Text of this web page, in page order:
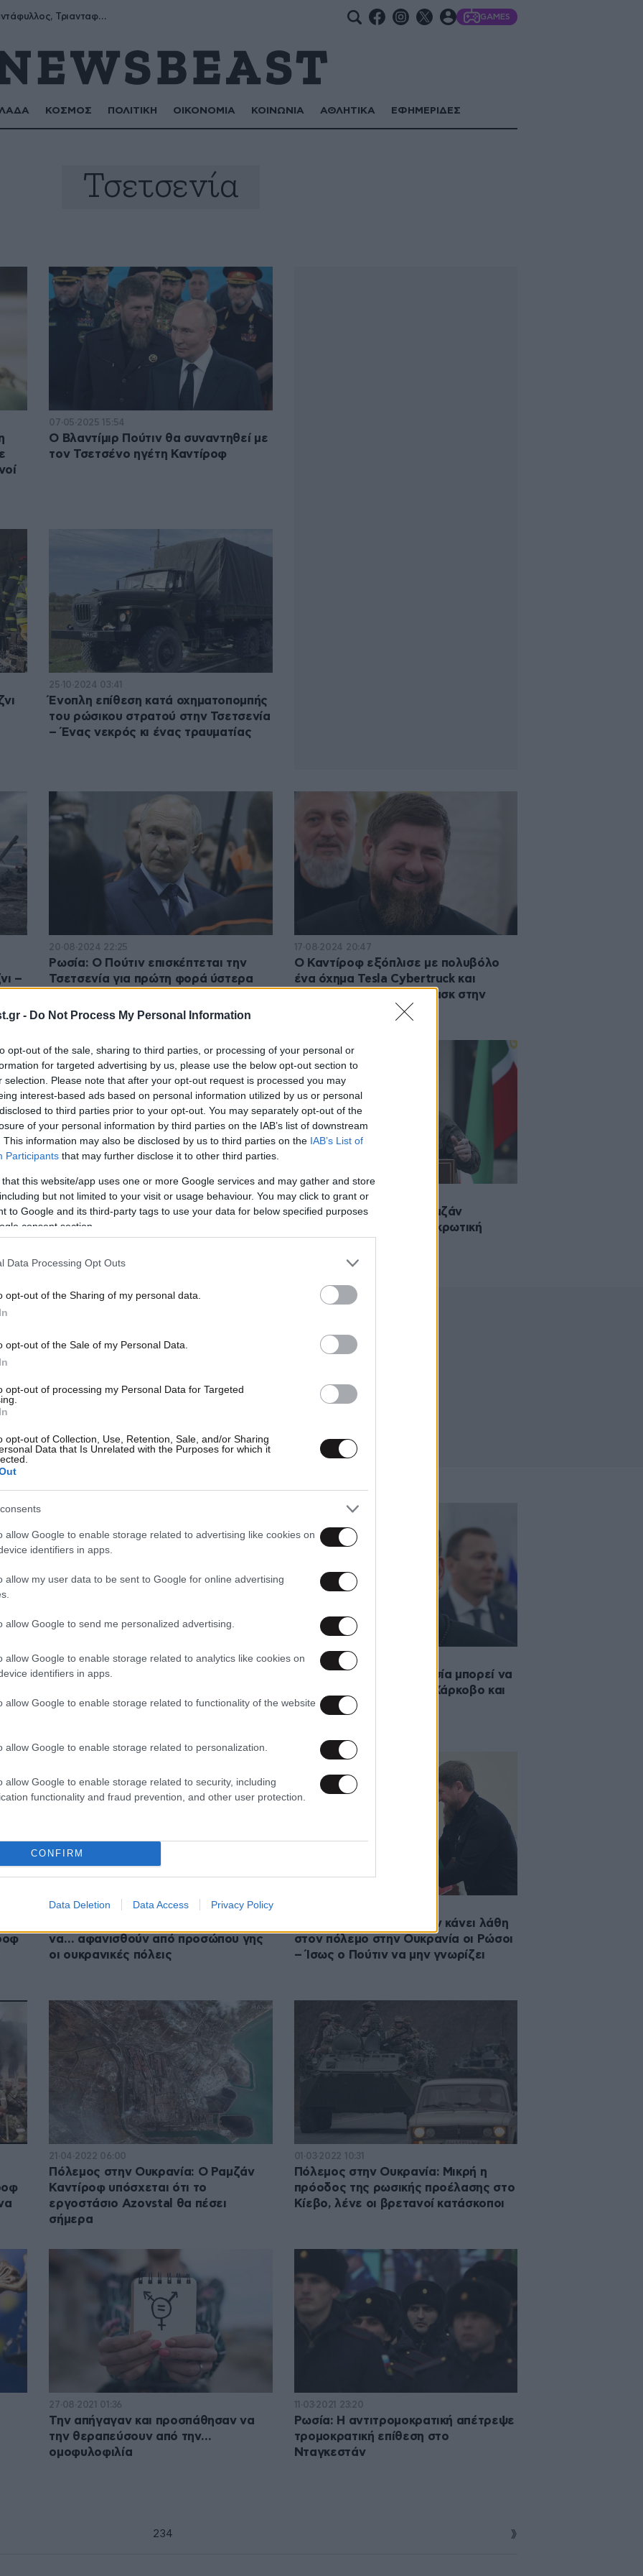
- Do Not Process My Personal Information
opt-out of the sale, sharing to third parties, or processing of your personal or
for targeted advertising by us, please use the below opt-out section to
selection. Please note that after your opt-out request is processed you may
interest-based ads based on personal information utilized by us or personal
to third parties prior to your opt-out. You may separately opt-out of the
of your personal information by third parties on the IAB’s list of downstream
This information may also be disclosed by us to third parties on the IAB’s List of
Participants that may further disclose it to other third parties.
that this website/app uses one or more Google services and may gather and store
but not limited to your visit or usage behaviour. You may click to grant or
to Google and its third-party tags to use your data for below specified purposes
consent section.
Data Processing Opt Outs
opt-out of the Sharing of my personal data.
opt-out of the Sale of my Personal Data.
opt-out of processing my Personal Data for Targeted
opt-out of Collection, Use, Retention, Sale, and/or Sharing
Data that Is Unrelated with the Purposes for which it
allow Google to enable storage related to advertising like cookies on
identifiers in apps.
allow my user data to be sent to Google for online advertising
allow Google to send me personalized advertising.
allow Google to enable storage related to analytics like cookies on
identifiers in apps.
allow Google to enable storage related to functionality of the website
allow Google to enable storage related to personalization.
allow Google to enable storage related to security, including
functionality and fraud prevention, and other user protection.
CONFIRM
Data Deletion Data Access Privacy Policy
Μύρων, Τριαντάφυλλος, Τριανταφυλλιά, Φυλλιώ, Ρόζα GAMES
ΚΟΣΜΟΣ ΠΟΛΙΤΙΚΗ ΟΙΚΟΝΟΜΙΑ ΚΟΙΝΩΝΙΑ ΑΘΛΗΤΙΚΑ ΕΦΗΜΕΡΙΔΕΣ
Τσετσενία
07·05·2025 15:54
Ο Βλαντίμιρ Πούτιν θα συναντηθεί με
τον Τσετσένο ηγέτη Καντίροφ
25·10·2024 03:41
Ένοπλη επίθεση κατά οχηματοπομπής
του ρώσικου στρατού στην Τσετσενία
– Ένας νεκρός κι ένας τραυματίας
–
20·08·2024 22:25
Ρωσία: Ο Πούτιν επισκέπτεται την
Τσετσενία για πρώτη φορά ύστερα
17·08·2024 20:47
Ο Καντίροφ εξόπλισε με πολυβόλο
ένα όχημα Tesla Cybertruck και
προσκάλεσε τον Ίλον Μασκ στην
10·06·2024 06:12
Χωριό σε περιφέρεια της Ουκρανίας
κυρίευσε η Ρωσία, σύμφωνα με τον
22·04·2024 21:52
Ο Τσετσένος ηγέτης Ραμζάν
Καντίροφ πάσχει από νεκρωτική
25·09·2023 21:54
Ο Τσετσένος ηγέτης Ραμζάν
τον γιο του που ξυλοκόπησε έναν
13·02·2023 15:00
Ραμζάν Καντίροφ: Η Ρωσία μπορεί να
καταλάβει το Κίεβο, το Χάρκοβο και
την Οδησσό
25·10·2022 17:00
να… αφανισθούν από προσώπου γης
οι ουκρανικές πόλεις
«Πυρά» Καντίροφ: Έχουν κάνει λάθη
στον πόλεμο στην Ουκρανία οι Ρώσοι
– Ίσως ο Πούτιν να μην γνωρίζει
21·04·2022 06:00
Πόλεμος στην Ουκρανία: Ο Ραμζάν
Καντίροφ υπόσχεται ότι το
εργοστάσιο Azovstal θα πέσει
σήμερα
01·03·2022 10:31
Πόλεμος στην Ουκρανία: Μικρή η
πρόοδος της ρωσικής προέλασης στο
Κίεβο, λένε οι βρετανοί κατάσκοποι
27·08·2021 01:36
Την απήγαγαν και προσπάθησαν να
την θεραπεύσουν από την…
ομοφυλοφιλία
11·03·2021 23:20
Ρωσία: Η αντιτρομοκρατική απέτρεψε
τρομοκρατική επίθεση στο
Νταγκεστάν
234